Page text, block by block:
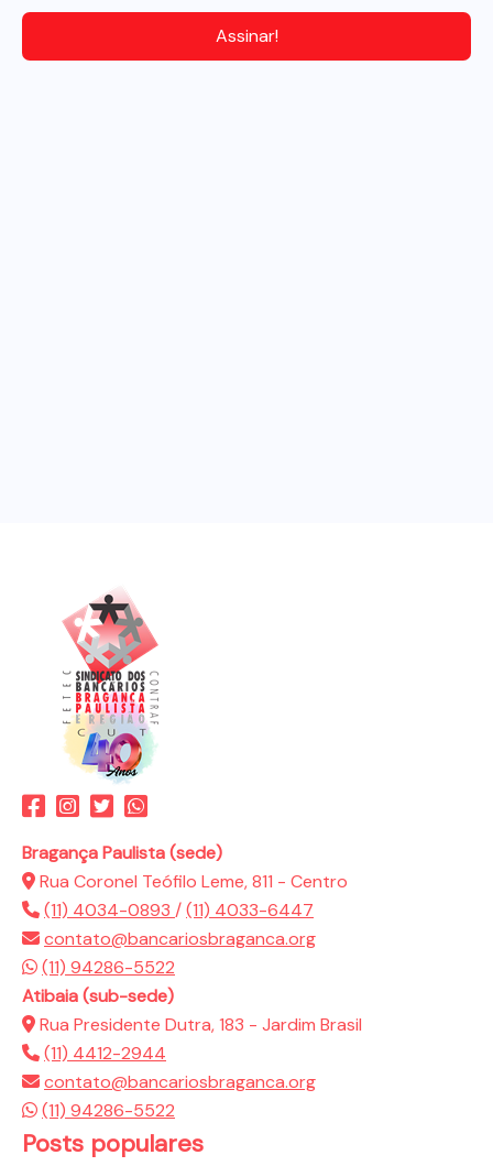
Bragança Paulista (sede)
Rua Coronel Teófilo Leme, 811 - Centro
(11) 4034-0893 /(11) 4033-6447
contato@bancariosbraganca.org
(11) 94286-5522
Atibaia (sub-sede)
Rua Presidente Dutra, 183 - Jardim Brasil
(11) 4412-2944
contato@bancariosbraganca.org
(11) 94286-5522
Posts populares